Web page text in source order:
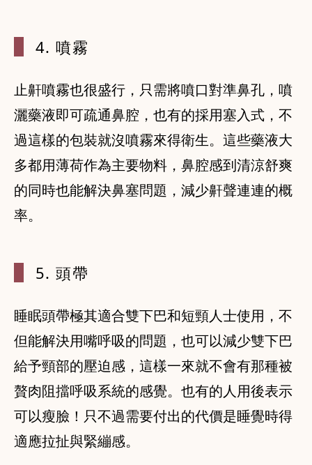
4. 噴霧
止鼾噴霧也很盛行，只需將噴口對準鼻孔，噴
灑藥液即可疏通鼻腔，也有的採用塞入式，不
過這樣的包裝就沒噴霧來得衛生。這些藥液大
多都用薄荷作為主要物料，鼻腔感到清涼舒爽
的同時也能解決鼻塞問題，減少鼾聲連連的概
率。
5. 頭帶
睡眠頭帶極其適合雙下巴和短頸人士使用，不
但能解決用嘴呼吸的問題，也可以減少雙下巴
給予頸部的壓迫感，這樣一來就不會有那種被
贅肉阻擋呼吸系統的感覺。也有的人用後表示
可以瘦臉！只不過需要付出的代價是睡覺時得
適應拉扯與緊繃感。